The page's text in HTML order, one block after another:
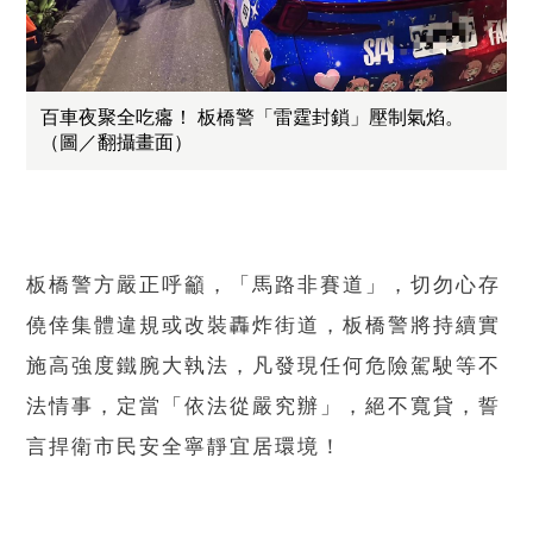
百車夜聚全吃癟！ 板橋警「雷霆封鎖」壓制氣焰。
（圖／翻攝畫面）
板橋警方嚴正呼籲，「馬路非賽道」，切勿心存
僥倖集體違規或改裝轟炸街道，板橋警將持續實
施高強度鐵腕大執法，凡發現任何危險駕駛等不
法情事，定當「依法從嚴究辦」，絕不寬貸，誓
言捍衛市民安全寧靜宜居環境！